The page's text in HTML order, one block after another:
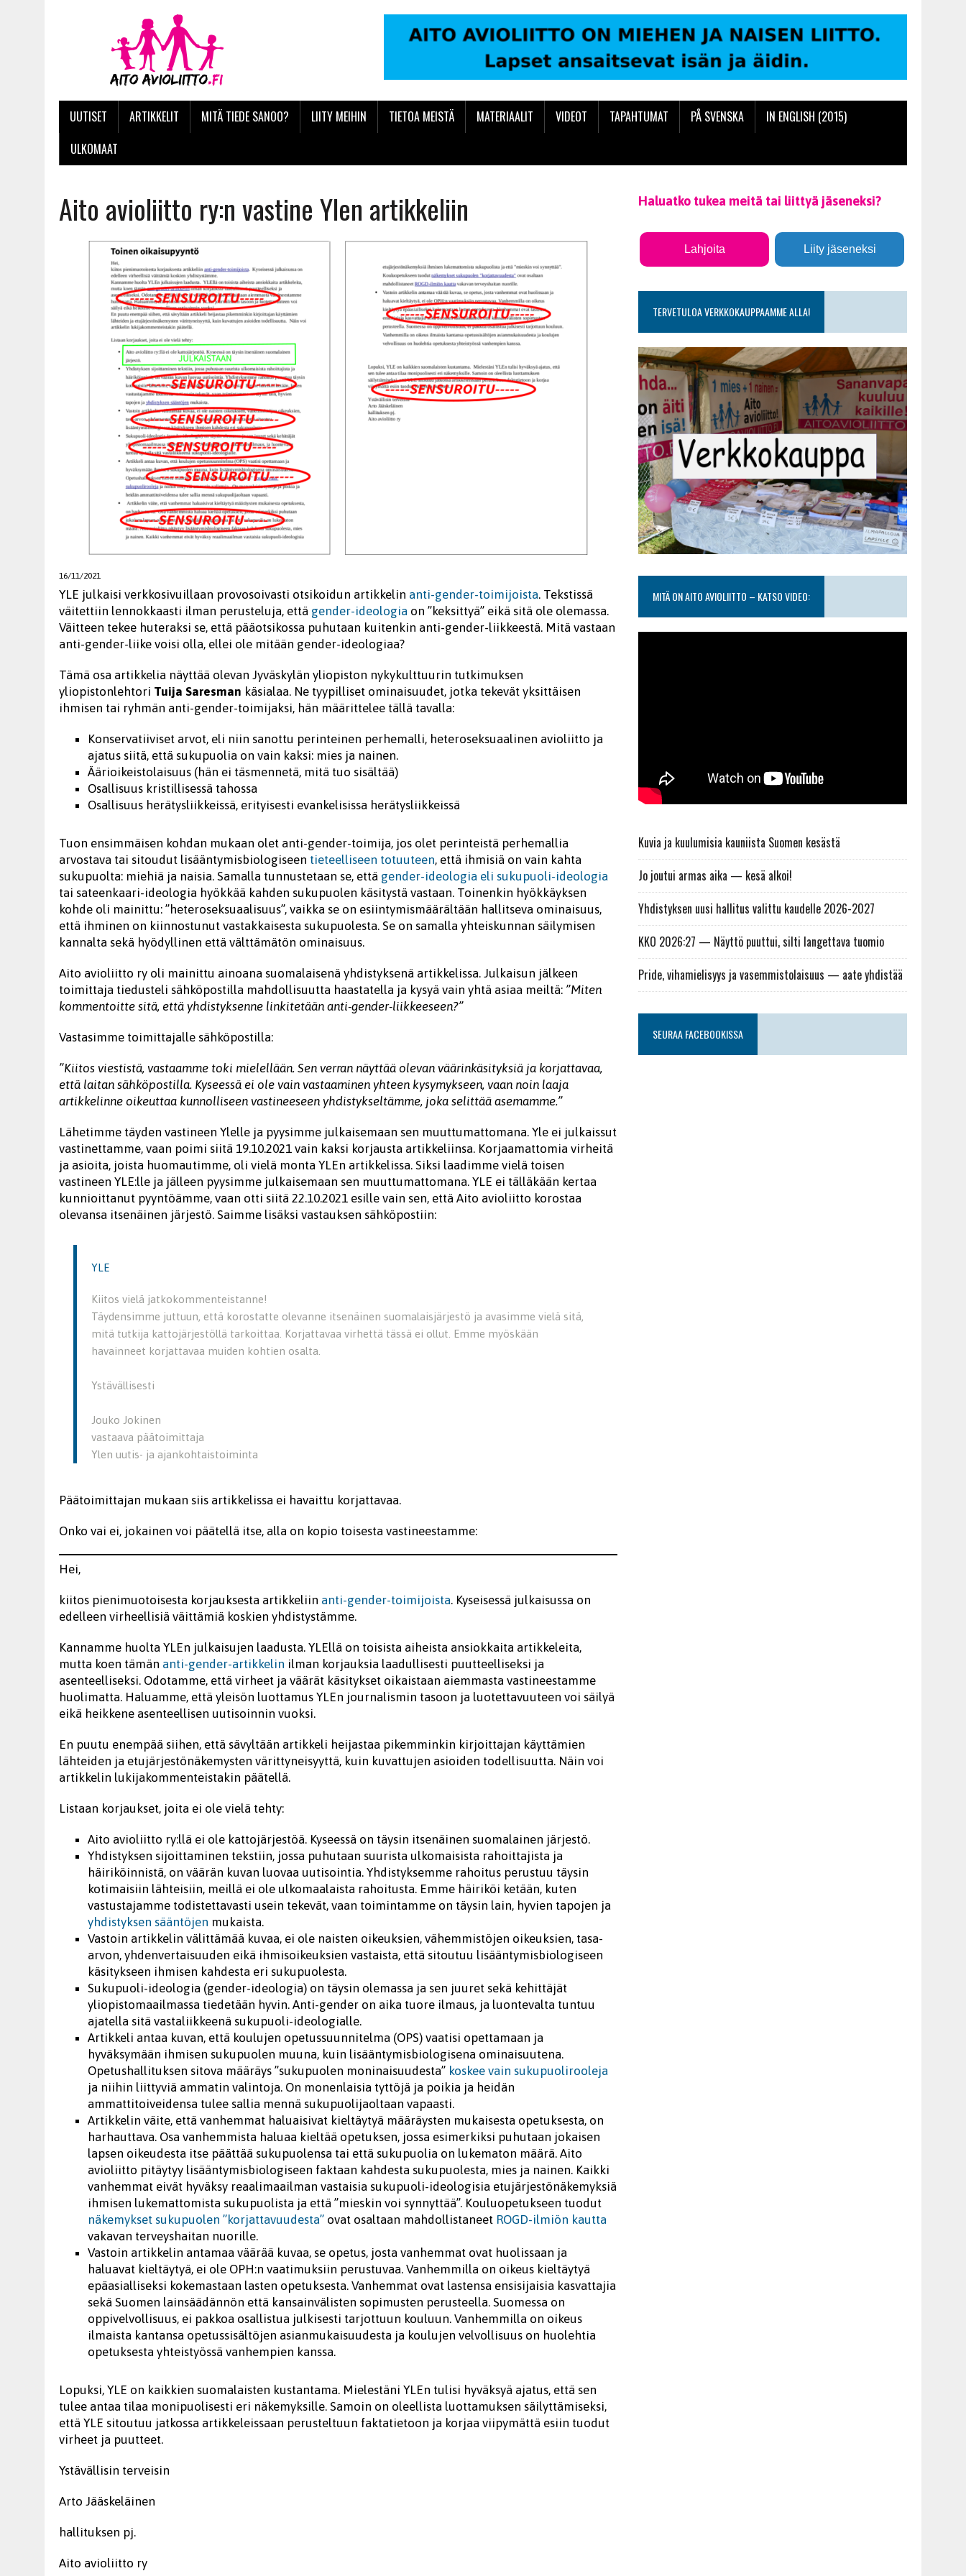
UUTISET ARTIKKELIT MITÄ TIEDE SANOO? LIITY MEIHIN TIETOA MEISTÄ MATERIAALIT VIDEOT TAPAHTUMAT PÅ SVENSKA
IN ENGLISH (2015)
ULKOMAAT
Aito avioliitto ry:n vastine Ylen artikkeliin
16/11/2021
YLE julkaisi verkkosivuillaan provosoivasti otsikoidun artikkelin anti-gender-toimijoista. Tekstissä
väitettiin lennokkaasti ilman perusteluja, että gender-ideologia on ”keksittyä” eikä sitä ole olemassa.
Väitteen tekee huteraksi se, että pääotsikossa puhutaan kuitenkin anti-gender-liikkeestä. Mitä vastaan
anti-gender-liike voisi olla, ellei ole mitään gender-ideologiaa?
Tämä osa artikkelia näyttää olevan Jyväskylän yliopiston nykykulttuurin tutkimuksen
yliopistonlehtori Tuija Saresman käsialaa. Ne tyypilliset ominaisuudet, jotka tekevät yksittäisen
ihmisen tai ryhmän anti-gender-toimijaksi, hän määrittelee tällä tavalla:
Konservatiiviset arvot, eli niin sanottu perinteinen perhemalli, heteroseksuaalinen avioliitto ja
ajatus siitä, että sukupuolia on vain kaksi: mies ja nainen.
Äärioikeistolaisuus (hän ei täsmennetä, mitä tuo sisältää)
Osallisuus kristillisessä tahossa
Osallisuus herätysliikkeissä, erityisesti evankelisissa herätysliikkeissä
Tuon ensimmäisen kohdan mukaan olet anti-gender-toimija, jos olet perinteistä perhemallia
arvostava tai sitoudut lisääntymisbiologiseen tieteelliseen totuuteen, että ihmisiä on vain kahta
sukupuolta: miehiä ja naisia. Samalla tunnustetaan se, että gender-ideologia eli sukupuoli-ideologia
tai sateenkaari-ideologia hyökkää kahden sukupuolen käsitystä vastaan. Toinenkin hyökkäyksen
kohde oli mainittu: ”heteroseksuaalisuus”, vaikka se on esiintymismäärältään hallitseva ominaisuus,
että ihminen on kiinnostunut vastakkaisesta sukupuolesta. Se on samalla yhteiskunnan säilymisen
kannalta sekä hyödyllinen että välttämätön ominaisuus.
Aito avioliitto ry oli mainittu ainoana suomalaisenä yhdistyksenä artikkelissa. Julkaisun jälkeen
toimittaja tiedusteli sähköpostilla mahdollisuutta haastatella ja kysyä vain yhtä asiaa meiltä: ”Miten
kommentoitte sitä, että yhdistyksenne linkitetään anti-gender-liikkeeseen?”
Vastasimme toimittajalle sähköpostilla:
”Kiitos viestistä, vastaamme toki mielellään. Sen verran näyttää olevan väärinkäsityksiä ja korjattavaa,
että laitan sähköpostilla. Kyseessä ei ole vain vastaaminen yhteen kysymykseen, vaan noin laaja
artikkelinne oikeuttaa kunnolliseen vastineeseen yhdistykseltämme, joka selittää asemamme.”
Lähetimme täyden vastineen Ylelle ja pyysimme julkaisemaan sen muuttumattomana. Yle ei julkaissut
vastinettamme, vaan poimi siitä 19.10.2021 vain kaksi korjausta artikkeliinsa. Korjaamattomia virheitä
ja asioita, joista huomautimme, oli vielä monta YLEn artikkelissa. Siksi laadimme vielä toisen
vastineen YLE:lle ja jälleen pyysimme julkaisemaan sen muuttumattomana. YLE ei tälläkään kertaa
kunnioittanut pyyntöämme, vaan otti siitä 22.10.2021 esille vain sen, että Aito avioliitto korostaa
olevansa itsenäinen järjestö. Saimme lisäksi vastauksen sähköpostiin:
YLE
Kiitos vielä jatkokommenteistanne!
Täydensimme juttuun, että korostatte olevanne itsenäinen suomalaisjärjestö ja avasimme vielä sitä,
mitä tutkija kattojärjestöllä tarkoittaa. Korjattavaa virhettä tässä ei ollut. Emme myöskään
havainneet korjattavaa muiden kohtien osalta.
Ystävällisesti
Jouko Jokinen
vastaava päätoimittaja
Ylen uutis- ja ajankohtaistoiminta
Päätoimittajan mukaan siis artikkelissa ei havaittu korjattavaa.
Onko vai ei, jokainen voi päätellä itse, alla on kopio toisesta vastineestamme:
Hei,
kiitos pienimuotoisesta korjauksesta artikkeliin anti-gender-toimijoista. Kyseisessä julkaisussa on
edelleen virheellisiä väittämiä koskien yhdistystämme.
Kannamme huolta YLEn julkaisujen laadusta. YLEllä on toisista aiheista ansiokkaita artikkeleita,
mutta koen tämän anti-gender-artikkelin ilman korjauksia laadullisesti puutteelliseksi ja
asenteelliseksi. Odotamme, että virheet ja väärät käsitykset oikaistaan aiemmasta vastineestamme
huolimatta. Haluamme, että yleisön luottamus YLEn journalismin tasoon ja luotettavuuteen voi säilyä
eikä heikkene asenteellisen uutisoinnin vuoksi.
En puutu enempää siihen, että sävyltään artikkeli heijastaa pikemminkin kirjoittajan käyttämien
lähteiden ja etujärjestönäkemysten värittyneisyyttä, kuin kuvattujen asioiden todellisuutta. Näin voi
artikkelin lukijakommenteistakin päätellä.
Listaan korjaukset, joita ei ole vielä tehty:
Aito avioliitto ry:llä ei ole kattojärjestöä. Kyseessä on täysin itsenäinen suomalainen järjestö.
Yhdistyksen sijoittaminen tekstiin, jossa puhutaan suurista ulkomaisista rahoittajista ja
häiriköinnistä, on väärän kuvan luovaa uutisointia. Yhdistyksemme rahoitus perustuu täysin
kotimaisiin lähteisiin, meillä ei ole ulkomaalaista rahoitusta. Emme häiriköi ketään, kuten
vastustajamme todistettavasti usein tekevät, vaan toimintamme on täysin lain, hyvien tapojen ja
yhdistyksen sääntöjen mukaista.
Vastoin artikkelin välittämää kuvaa, ei ole naisten oikeuksien, vähemmistöjen oikeuksien, tasa-
arvon, yhdenvertaisuuden eikä ihmisoikeuksien vastaista, että sitoutuu lisääntymisbiologiseen
käsitykseen ihmisen kahdesta eri sukupuolesta.
Sukupuoli-ideologia (gender-ideologia) on täysin olemassa ja sen juuret sekä kehittäjät
yliopistomaailmassa tiedetään hyvin. Anti-gender on aika tuore ilmaus, ja luontevalta tuntuu
ajatella sitä vastaliikkeenä sukupuoli-ideologialle.
Artikkeli antaa kuvan, että koulujen opetussuunnitelma (OPS) vaatisi opettamaan ja
hyväksymään ihmisen sukupuolen muuna, kuin lisääntymisbiologisena ominaisuutena.
Opetushallituksen sitova määräys ”sukupuolen moninaisuudesta” koskee vain sukupuolirooleja
ja niihin liittyviä ammatin valintoja. On monenlaisia tyttöjä ja poikia ja heidän
ammattitoiveidensa tulee sallia mennä sukupuolijaoltaan vapaasti.
Artikkelin väite, että vanhemmat haluaisivat kieltäytyä määräysten mukaisesta opetuksesta, on
harhauttava. Osa vanhemmista haluaa kieltää opetuksen, jossa esimerkiksi puhutaan jokaisen
lapsen oikeudesta itse päättää sukupuolensa tai että sukupuolia on lukematon määrä. Aito
avioliitto pitäytyy lisääntymisbiologiseen faktaan kahdesta sukupuolesta, mies ja nainen. Kaikki
vanhemmat eivät hyväksy reaalimaailman vastaisia sukupuoli-ideologisia etujärjestönäkemyksiä
ihmisen lukemattomista sukupuolista ja että ”mieskin voi synnyttää”. Kouluopetukseen tuodut
näkemykset sukupuolen ”korjattavuudesta” ovat osaltaan mahdollistaneet ROGD-ilmiön kautta
vakavan terveyshaitan nuorille.
Vastoin artikkelin antamaa väärää kuvaa, se opetus, josta vanhemmat ovat huolissaan ja
haluavat kieltäytyä, ei ole OPH:n vaatimuksiin perustuvaa. Vanhemmilla on oikeus kieltäytyä
epäasialliseksi kokemastaan lasten opetuksesta. Vanhemmat ovat lastensa ensisijaisia kasvattajia
sekä Suomen lainsäädännön että kansainvälisten sopimusten perusteella. Suomessa on
oppivelvollisuus, ei pakkoa osallistua julkisesti tarjottuun kouluun. Vanhemmilla on oikeus
ilmaista kantansa opetussisältöjen asianmukaisuudesta ja koulujen velvollisuus on huolehtia
opetuksesta yhteistyössä vanhempien kanssa.
Lopuksi, YLE on kaikkien suomalaisten kustantama. Mielestäni YLEn tulisi hyväksyä ajatus, että sen
tulee antaa tilaa monipuolisesti eri näkemyksille. Samoin on oleellista luottamuksen säilyttämiseksi,
että YLE sitoutuu jatkossa artikkeleissaan perusteltuun faktatietoon ja korjaa viipymättä esiin tuodut
virheet ja puutteet.
Ystävällisin terveisin
Arto Jääskeläinen
hallituksen pj.
Aito avioliitto ry
Haluatko tukea meitä tai liittyä jäseneksi?
Lahjoita Liity jäseneksi
TERVETULOA VERKKOKAUPPAAMME ALLA!
MITÄ ON AITO AVIOLIITTO – KATSO VIDEO:
Kuvia ja kuulumisia kauniista Suomen kesästä
Jo joutui armas aika — kesä alkoi!
Yhdistyksen uusi hallitus valittu kaudelle 2026-2027
KKO 2026:27 — Näyttö puuttui, silti langettava tuomio
Pride, vihamielisyys ja vasemmistolaisuus — aate yhdistää
SEURAA FACEBOOKISSA